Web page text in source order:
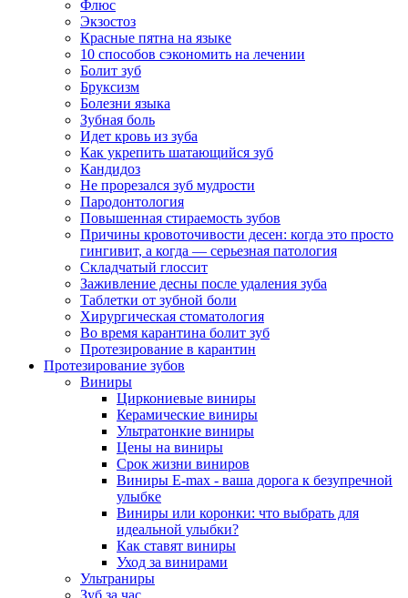
Флюс
Экзостоз
Красные пятна на языке
10 способов сэкономить на лечении
Болит зуб
Бруксизм
Болезни языка
Зубная боль
Идет кровь из зуба
Как укрепить шатающийся зуб
Кандидоз
Не прорезался зуб мудрости
Пародонтология
Повышенная стираемость зубов
Причины кровоточивости десен: когда это просто
гингивит, а когда — серьезная патология
Складчатый глоссит
Заживление десны после удаления зуба
Таблетки от зубной боли
Хирургическая стоматология
Во время карантина болит зуб
Протезирование в карантин
Протезирование зубов
Виниры
Циркониевые виниры
Керамические виниры
Ультратонкие виниры
Цены на виниры
Срок жизни виниров
Виниры E-max - ваша дорога к безупречной
улыбке
Виниры или коронки: что выбрать для
идеальной улыбки?
Как ставят виниры
Уход за винирами
Ультраниры
Зуб за час